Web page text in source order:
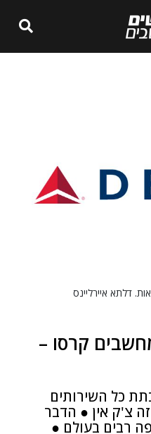
דלתא איירליינס
קרסו –
כל השירותים
צ'ק אין ● הדבר
רבים בעולם ●